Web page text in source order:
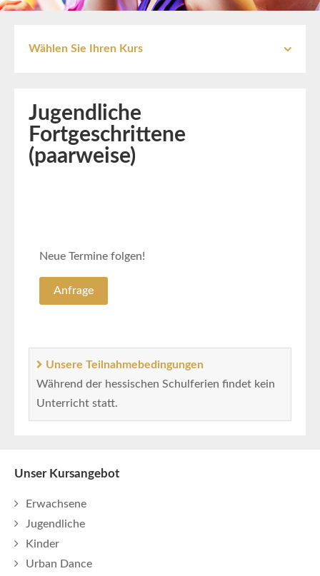
Wählen Sie Ihren Kurs
Jugendliche
Fortgeschrittene
(paarweise)
Neue Termine folgen!
Anfrage
Unsere Teilnahmebedingungen
Während der hessischen Schulferien findet kein
Unterricht statt.
Unser Kursangebot
Erwachsene
Jugendliche
Kinder
Urban Dance